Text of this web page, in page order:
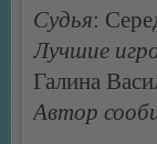
Судья:
Лучшие
Галина
Автор